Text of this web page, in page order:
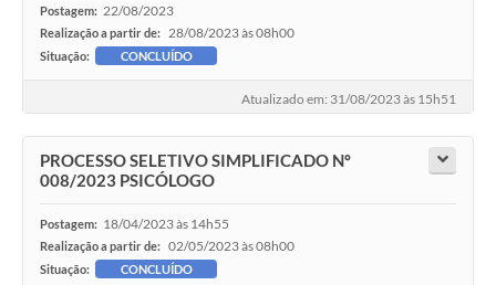
Postagem: 22/08/2023
Realização a partir de: 28/08/2023 às 08h00
Situação: CONCLUÍDO
Atualizado em: 31/08/2023 às 15h51
PROCESSO SELETIVO SIMPLIFICADO Nº
008/2023 PSICÓLOGO
Postagem: 18/04/2023 às 14h55
Realização a partir de: 02/05/2023 às 08h00
Situação: CONCLUÍDO